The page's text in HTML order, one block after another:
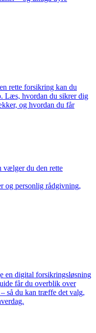
rette forsikring kan du
Læs, hvordan du sikrer dig
og hvordan du får
vælger du den rette
og personlig rådgivning,
en digital forsikringsløsning
får du overblik over
så du kan træffe det valg,